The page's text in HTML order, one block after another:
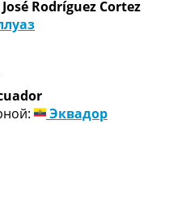
Мира
Лига
групп
Лига
Rodríguez Cortez
Эквадор